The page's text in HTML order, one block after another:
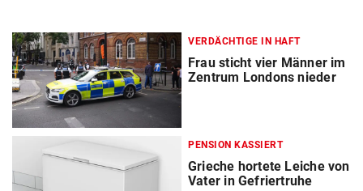
VERDÄCHTIGE IN HAFT
Frau sticht vier Männer im
Zentrum Londons nieder
PENSION KASSIERT
Grieche hortete Leiche von
Vater in Gefriertruhe